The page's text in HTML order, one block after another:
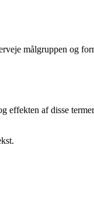
målgruppen og
effekten af disse